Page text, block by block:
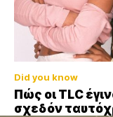
Did you know
Πώς οι TLC
σχεδόν